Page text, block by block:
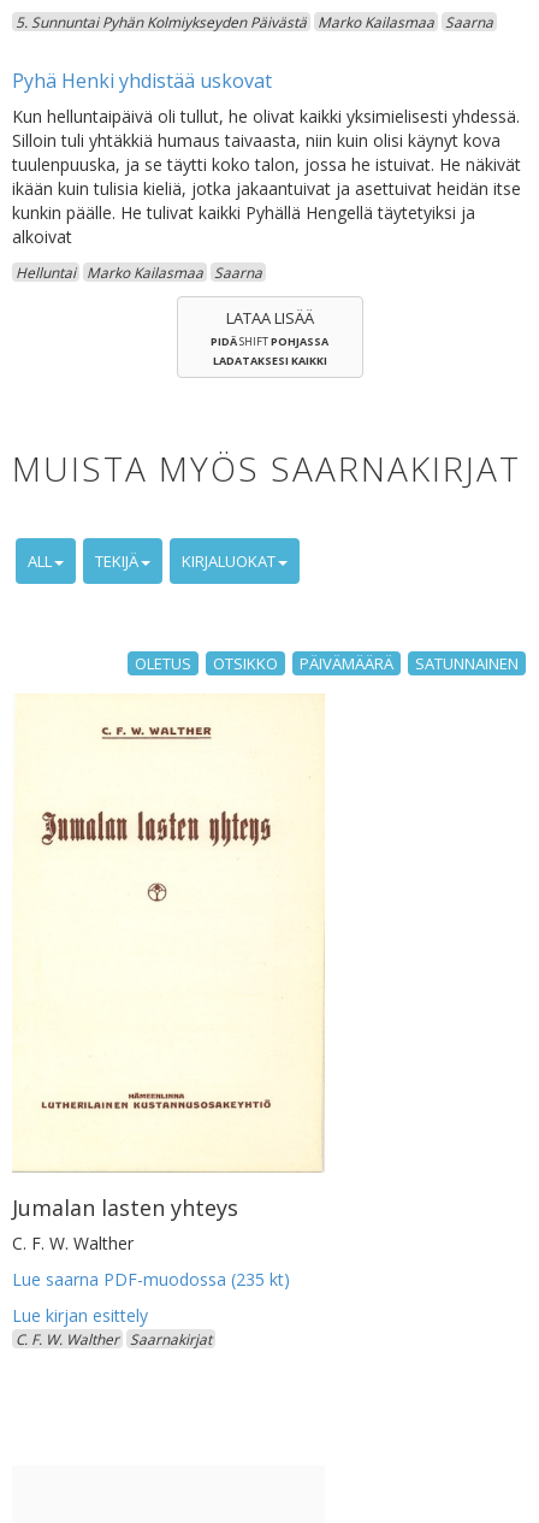
5. Sunnuntai Pyhän Kolmiykseyden Päivästä Marko Kailasmaa Saarna
Pyhä Henki yhdistää uskovat
Kun helluntaipäivä oli tullut, he olivat kaikki yksimielisesti yhdessä.
Silloin tuli yhtäkkiä humaus taivaasta, niin kuin olisi käynyt kova
tuulenpuuska, ja se täytti koko talon, jossa he istuivat. He näkivät
ikään kuin tulisia kieliä, jotka jakaantuivat ja asettuivat heidän itse
kunkin päälle. He tulivat kaikki Pyhällä Hengellä täytetyiksi ja
alkoivat
Helluntai Marko Kailasmaa Saarna
LATAA LISÄÄ
PIDÄSHIFTPOHJASSA
LADATAKSESI KAIKKI
MUISTA MYÖS SAARNAKIRJAT
ALL TEKIJÄ KIRJALUOKAT
OLETUS OTSIKKO PÄIVÄMÄÄRÄ SATUNNAINEN
Jumalan lasten yhteys
C. F. W. Walther
Lue saarna PDF-muodossa (235 kt)
C. F. W. Walther Saarnakirjat